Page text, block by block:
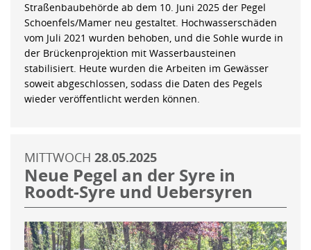
Straßenbaubehörde ab dem 10. Juni 2025 der Pegel
Schoenfels/Mamer neu gestaltet. Hochwasserschäden
vom Juli 2021 wurden behoben, und die Sohle wurde in
der Brückenprojektion mit Wasserbausteinen
stabilisiert. Heute wurden die Arbeiten im Gewässer
soweit abgeschlossen, sodass die Daten des Pegels
wieder veröffentlicht werden können.
MITTWOCH 28.05.2025
Neue Pegel an der Syre in
Roodt-Syre und Uebersyren